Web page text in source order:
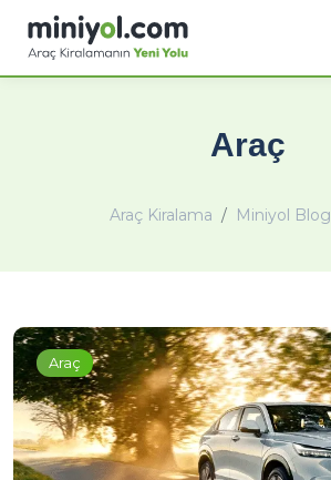
Araç
Araç Kiralama Miniyol Blog
Araç